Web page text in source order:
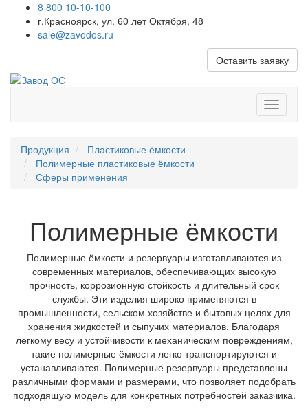
8 800 10-10-100
г.Красноярск, ул. 60 лет Октября, 48
sale@zavodos.ru
Оставить заявку
меню
Продукция
Пластиковые ёмкости
Полимерные пластиковые ёмкости
Сферы применения
Полимерные ёмкости
Полимерные ёмкости и резервуары изготавливаются из
современных материалов, обеспечивающих высокую
прочность, коррозионную стойкость и длительный срок
службы. Эти изделия широко применяются в
промышленности, сельском хозяйстве и бытовых целях для
хранения жидкостей и сыпучих материалов. Благодаря
легкому весу и устойчивости к механическим повреждениям,
такие полимерные ёмкости легко транспортируются и
устанавливаются. Полимерные резервуары представлены
различными формами и размерами, что позволяет подобрать
подходящую модель для конкретных потребностей заказчика.